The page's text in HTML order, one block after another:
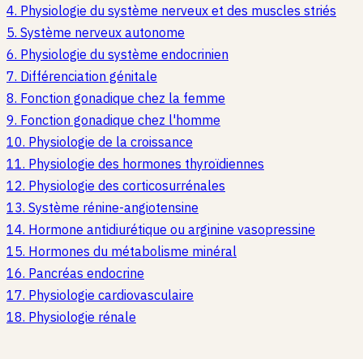
4. Physiologie du système nerveux et des muscles striés
5. Système nerveux autonome
6. Physiologie du système endocrinien
7. Différenciation génitale
8. Fonction gonadique chez la femme
9. Fonction gonadique chez l'homme
10. Physiologie de la croissance
11. Physiologie des hormones thyroïdiennes
12. Physiologie des corticosurrénales
13. Système rénine-angiotensine
14. Hormone antidiurétique ou arginine vasopressine
15. Hormones du métabolisme minéral
16. Pancréas endocrine
17. Physiologie cardiovasculaire
18. Physiologie rénale